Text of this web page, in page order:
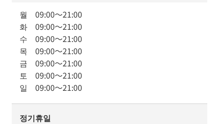
월 09:00～21:00
화 09:00～21:00
수 09:00～21:00
목 09:00～21:00
금 09:00～21:00
토 09:00～21:00
일 09:00～21:00
정기휴일